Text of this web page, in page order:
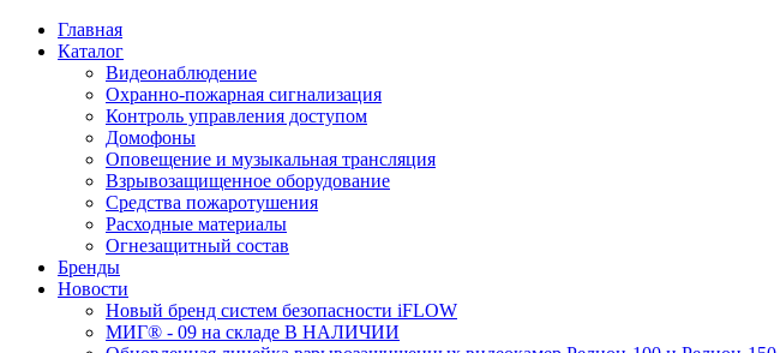
Главная
Каталог
Видеонаблюдение
Охранно-пожарная сигнализация
Контроль управления доступом
Домофоны
Оповещение и музыкальная трансляция
Взрывозащищенное оборудование
Средства пожаротушения
Расходные материалы
Огнезащитный состав
Бренды
Новости
Новый бренд систем безопасности iFLOW
МИГ® - 09 на складе В НАЛИЧИИ